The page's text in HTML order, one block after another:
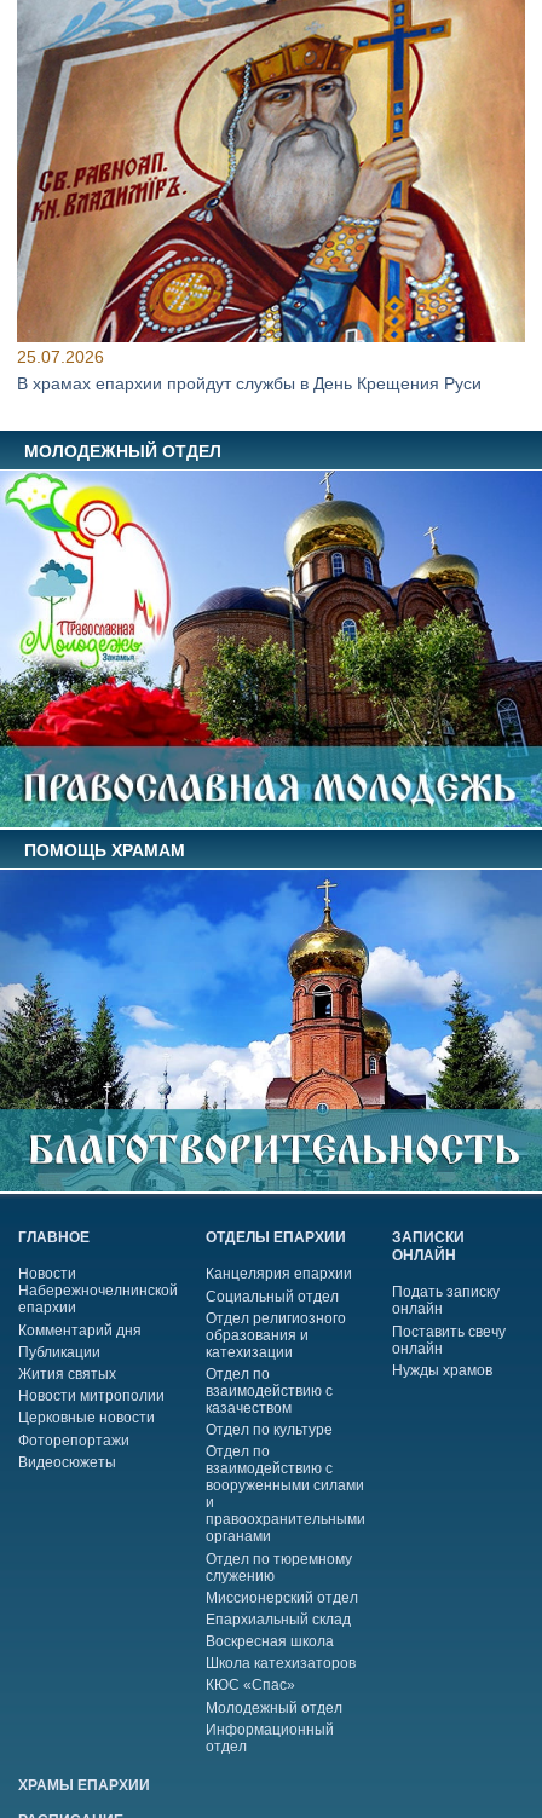
25.07.2026
В храмах епархии пройдут службы в День Крещения Руси
МОЛОДЕЖНЫЙ ОТДЕЛ
ПОМОЩЬ ХРАМАМ
ГЛАВНОЕ
Новости
Набережночелнинской
епархии
Комментарий дня
Публикации
Жития святых
Новости митрополии
Церковные новости
Фоторепортажи
Видеосюжеты
ОТДЕЛЫ ЕПАРХИИ
Канцелярия епархии
Социальный отдел
Отдел религиозного
образования и
катехизации
Отдел по
взаимодействию с
казачеством
Отдел по культуре
Отдел по
взаимодействию с
вооруженными силами
и
правоохранительными
органами
Отдел по тюремному
служению
Миссионерский отдел
Епархиальный склад
Воскресная школа
Школа катехизаторов
КЮС «Спас»
Молодежный отдел
Информационный
отдел
ЗАПИСКИ
ОНЛАЙН
Подать записку
онлайн
Поставить свечу
онлайн
Нужды храмов
ХРАМЫ ЕПАРХИИ